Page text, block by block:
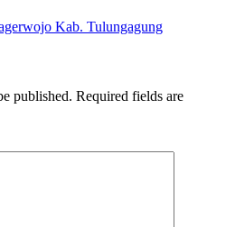
Kab. Tulungagung
published. Required fields are